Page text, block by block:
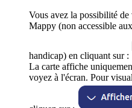
Vous avez la possibilité
Mappy (non accessible
handicap) en cliquant sur :
La carte affiche
voyez à l'écran. Pour